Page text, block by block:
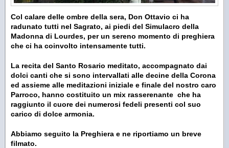
Col calare delle ombre della sera, Don Ottavio ci ha
radunato tutti nel Sagrato, ai piedi del Simulacro della
Madonna di Lourdes, per un sereno momento di preghiera
che ci ha coinvolto intensamente tutti.
La recita del Santo Rosario meditato, accompagnato dai
dolci canti che si sono intervallati alle decine della Corona
ed assieme alle meditazioni iniziale e finale del nostro caro
Parroco, hanno costituito un mix rasserenante che ha
raggiunto il cuore dei numerosi fedeli presenti col suo
carico di dolce armonia.
Abbiamo seguito la Preghiera e ne riportiamo un breve
filmato.